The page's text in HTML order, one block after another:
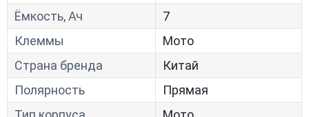
Ёмкость, Ач
7
Клеммы
Мото
Страна бренда
Китай
Полярность
Прямая